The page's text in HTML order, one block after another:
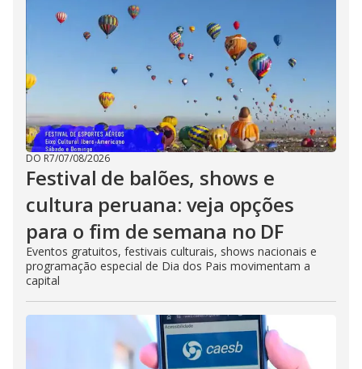
DO R7/07/08/2026
Festival de balões, shows e
cultura peruana: veja opções
para o fim de semana no DF
Eventos gratuitos, festivais culturais, shows nacionais e
programação especial de Dia dos Pais movimentam a
capital